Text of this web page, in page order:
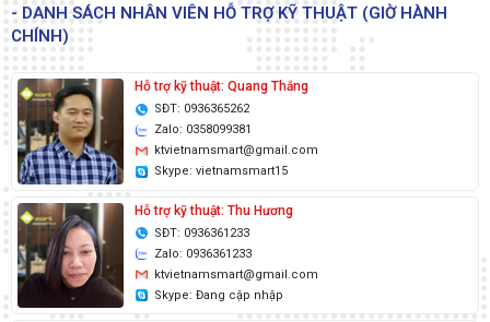
- DANH SÁCH NHÂN VIÊN HỖ TRỢ KỸ THUẬT (GIỜ HÀNH
CHÍNH)
Hỗ trợ kỹ thuật: Quang Thắng
SĐT: 0936365262
Zalo: 0358099381
ktvietnamsmart@gmail.com
Skype: vietnamsmart15
Hỗ trợ kỹ thuật: Thu Hương
SĐT: 0936361233
Zalo: 0936361233
ktvietnamsmart@gmail.com
Skype: Đang cập nhập